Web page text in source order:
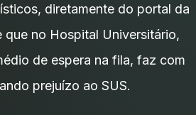
diretamente do portal da
no Hospital Universitário,
de espera na fila, faz com
prejuízo ao SUS.